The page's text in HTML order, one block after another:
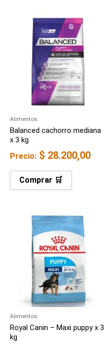
Alimentos
Balanced cachorro mediana
x 3 kg
Precio: $ 28.200,00
Comprar 🛒
Alimentos
Royal Canin – Maxi puppy x 3
kg